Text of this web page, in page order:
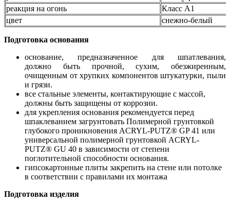
реакция на огонь
Класс A1
цвет
снежно-белый
Подготовка основания
основание, предназначенное для шпатлевания,
должно быть прочной, сухим, обезжиренным,
очищенным от хрупких компонентов штукатурки, пыли
и грязи.
все стальные элементы, контактирующие с массой,
должны быть защищены от коррозии.
для укрепления основания рекомендуется перед
шпаклеванием загрунтовать Полимерной грунтовкой
глубокого проникновения ACRYL-PUTZ® GP 41 или
универсальной полимерной грунтовкой ACRYL-
PUTZ® GU 40 в зависимости от степени
поглотительной способности основания.
гипсокартонные плиты закрепить на стене или потолке
в соответствии с правилами их монтажа
Подготовка изделия